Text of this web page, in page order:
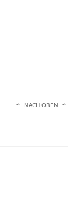
NACH OBEN